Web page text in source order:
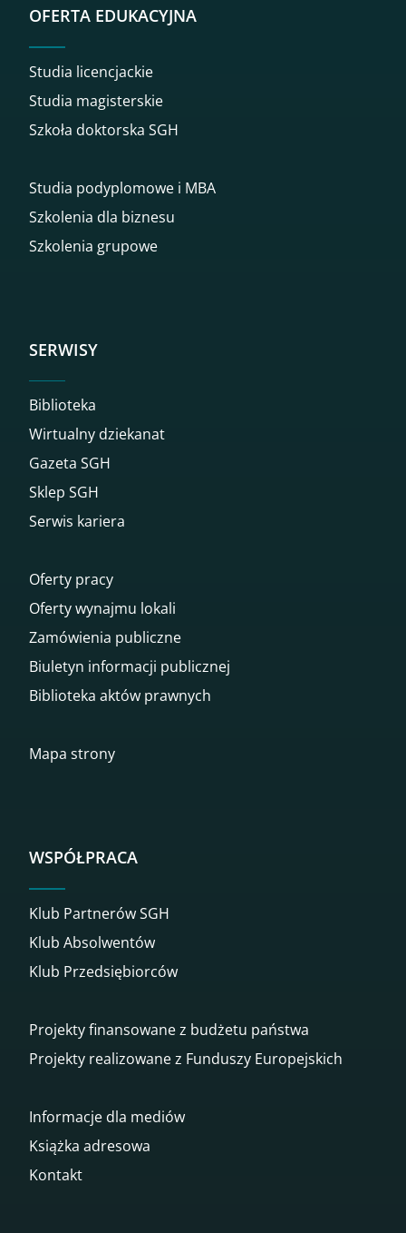
OFERTA EDUKACYJNA
Studia licencjackie
Studia magisterskie
Szkoła doktorska SGH
Studia podyplomowe i MBA
Szkolenia dla biznesu
Szkolenia grupowe
SERWISY
Biblioteka
Wirtualny dziekanat
Gazeta SGH
Sklep SGH
Serwis kariera
Oferty pracy
Oferty wynajmu lokali
Zamówienia publiczne
Biuletyn informacji publicznej
Biblioteka aktów prawnych
Mapa strony
WSPÓŁPRACA
Klub Partnerów SGH
Klub Absolwentów
Klub Przedsiębiorców
Projekty finansowane z budżetu państwa
Projekty realizowane z Funduszy Europejskich
Informacje dla mediów
Książka adresowa
Kontakt